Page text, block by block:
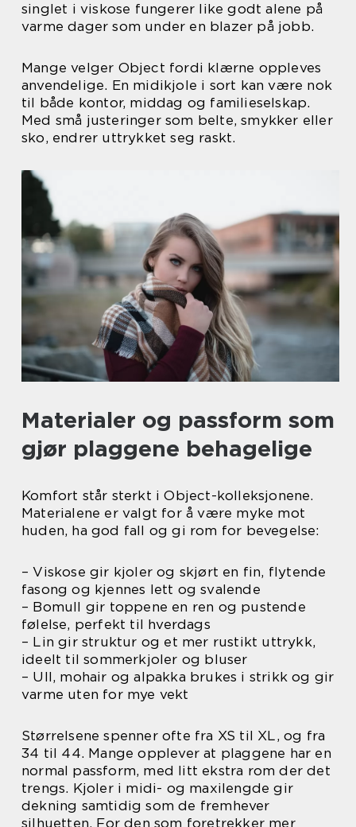
singlet i viskose fungerer like godt alene på
varme dager som under en blazer på jobb.
Mange velger Object fordi klærne oppleves
anvendelige. En midikjole i sort kan være nok
til både kontor, middag og familieselskap.
Med små justeringer som belte, smykker eller
sko, endrer uttrykket seg raskt.
Materialer og passform som
gjør plaggene behagelige
Komfort står sterkt i Object-kolleksjonene.
Materialene er valgt for å være myke mot
huden, ha god fall og gi rom for bevegelse:
– Viskose gir kjoler og skjørt en fin, flytende
fasong og kjennes lett og svalende
– Bomull gir toppene en ren og pustende
følelse, perfekt til hverdags
– Lin gir struktur og et mer rustikt uttrykk,
ideelt til sommerkjoler og bluser
– Ull, mohair og alpakka brukes i strikk og gir
varme uten for mye vekt
Størrelsene spenner ofte fra XS til XL, og fra
34 til 44. Mange opplever at plaggene har en
normal passform, med litt ekstra rom der det
trengs. Kjoler i midi- og maxilengde gir
dekning samtidig som de fremhever
silhuetten. For den som foretrekker mer